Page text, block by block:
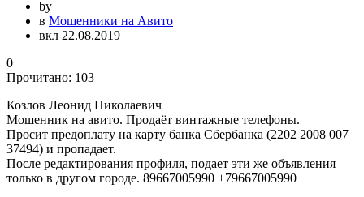
by
в Мошенники на Авито
вкл 22.08.2019
0
Прочитано: 103
Козлов Леонид Николаевич
Мошенник на авито. Продаёт винтажные телефоны.
Просит предоплату на карту банка Сбербанка (2202 2008 007
37494) и пропадает.
После редактирования профиля, подает эти же объявления
только в другом городе. 89667005990 +79667005990